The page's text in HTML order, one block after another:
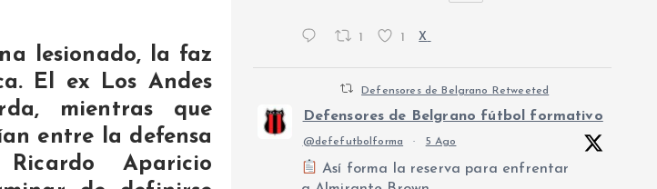
lesionado, la faz
El ex Los Andes
mientras que
entre la defensa
Aparicio
1 1 X
Defensores de Belgrano Retweeted
Defensores de Belgrano fútbol formativo
@defefutbolforma · 5 Ago
Así forma la reserva para enfrentar